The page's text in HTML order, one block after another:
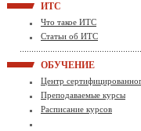
ИТС
Что такое ИТС
Статьи об ИТС
ОБУЧЕНИЕ
Центр
Преподаваемые курсы
Расписание курсов